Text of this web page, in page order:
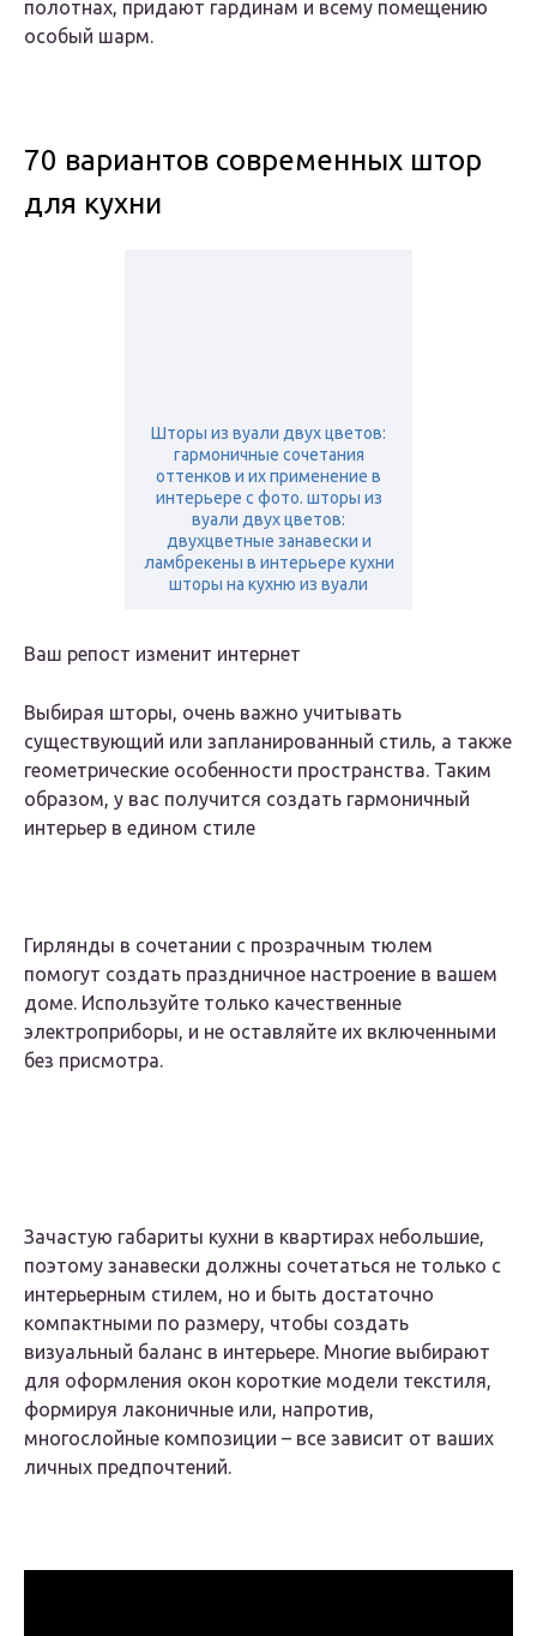
полотнах, придают гардинам и всему помещению
особый шарм.
70 вариантов современных штор
для кухни
Шторы из вуали двух цветов:
гармоничные сочетания
оттенков и их применение в
интерьере с фото. шторы из
вуали двух цветов:
двухцветные занавески и
ламбрекены в интерьере кухни
шторы на кухню из вуали
Ваш репост изменит интернет
Выбирая шторы, очень важно учитывать
существующий или запланированный стиль, а также
геометрические особенности пространства. Таким
образом, у вас получится создать гармоничный
интерьер в едином стиле
Гирлянды в сочетании с прозрачным тюлем
помогут создать праздничное настроение в вашем
доме. Используйте только качественные
электроприборы, и не оставляйте их включенными
без присмотра.
Зачастую габариты кухни в квартирах небольшие,
поэтому занавески должны сочетаться не только с
интерьерным стилем, но и быть достаточно
компактными по размеру, чтобы создать
визуальный баланс в интерьере. Многие выбирают
для оформления окон короткие модели текстиля,
формируя лаконичные или, напротив,
многослойные композиции – все зависит от ваших
личных предпочтений.